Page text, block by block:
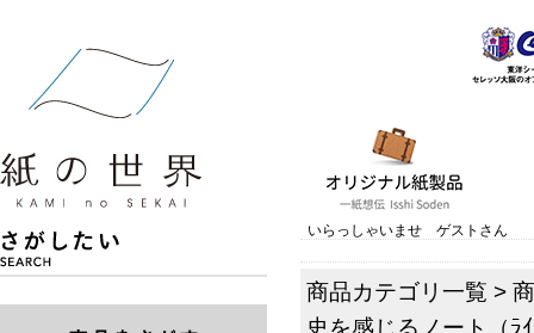
いらっしゃいませ ゲストさん
商品カテゴリ一覧 >
史を感じるノート（ﾗ